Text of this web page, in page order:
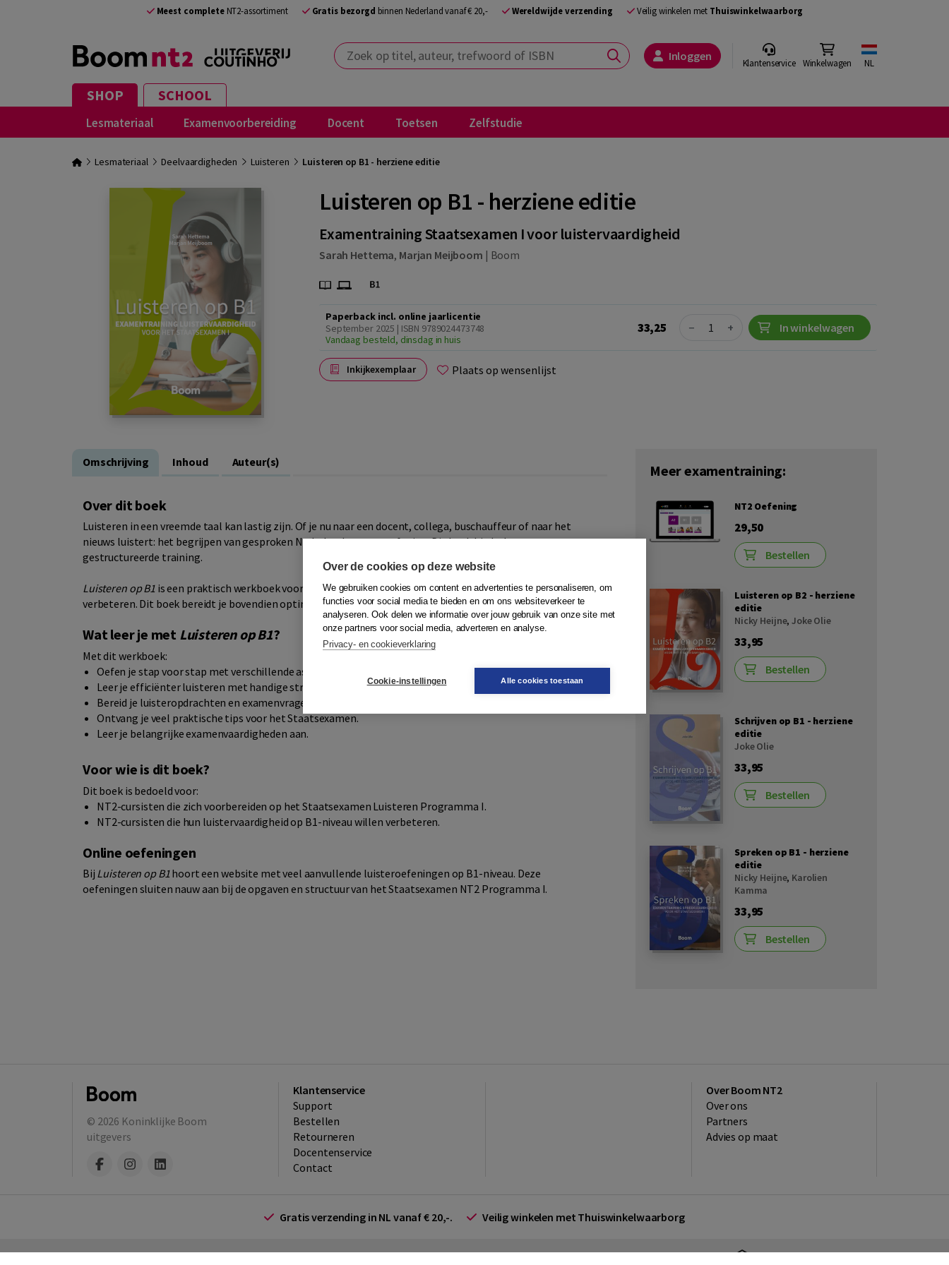
Meest completeNT2-assortiment Gratis bezorgd binnen Nederland vanaf € 20,- Wereldwijde verzending Veilig winkelen met Thuiswinkelwaarborg
Zoek op titel, auteur, trefwoord of ISBN Inloggen Klantenservice Winkelwagen NL
SHOP SCHOOL
Lesmateriaal Examenvoorbereiding Docent Toetsen Zelfstudie
Lesmateriaal Deelvaardigheden Luisteren Luisteren op B1 - herziene editie
Luisteren op B1 - herziene editie
Examentraining Staatsexamen I voor luistervaardigheid
Sarah Hettema, Marjan Meijboom | Boom
Paperback incl. online jaarlicentie
September 2025 | ISBN 9789024473748
Vandaag besteld, dinsdag in huis
33,25 Quantity
− + In winkelwagen
Inkijkexemplaar Plaats op wensenlijst
Omschrijving Inhoud Auteur(s)
Over dit boek
Luisteren in een vreemde taal kan lastig zijn. Of je nu naar een docent, collega, buschauffeur of naar het
nieuws luistert: het begrijpen van gesproken Nederlands vraagt oefening. Dit boek biedt daarvoor een
gestructureerde training.
Luisteren op B1is een praktisch werkboek voor iedereen die zijn luistervaardigheid Nederlands wil
verbeteren. Dit boek bereidt je bovendien optimaal voor op het Staatsexamen NT2 Programma I.
Wat leer je met Luisteren op B1?
Met dit werkboek:
Oefen je stap voor stap met verschillende aspecten van luistervaardigheid.
Leer je efficiënter luisteren met handige strategieën.
Bereid je luisteropdrachten en examenvragen beter voor.
Ontvang je veel praktische tips voor het Staatsexamen.
Leer je belangrijke examenvaardigheden aan.
Voor wie is dit boek?
Dit boek is bedoeld voor:
NT2-cursisten die zich voorbereiden op het Staatsexamen Luisteren Programma I.
NT2-cursisten die hun luistervaardigheid op B1-niveau willen verbeteren.
Online oefeningen
Bij Luisteren op B1hoort een website met veel aanvullende luisteroefeningen op B1-niveau. Deze
oefeningen sluiten nauw aan bij de opgaven en structuur van het Staatsexamen NT2 Programma I.
Meer examentraining:
NT2 Oefening
29,50
Bestellen
Luisteren op B2 - herziene
editie
Nicky Heijne,Joke Olie
33,95
Bestellen
Schrijven op B1 - herziene
editie
Joke Olie
33,95
Bestellen
Spreken op B1 - herziene
editie
Nicky Heijne, Karolien
Kamma
33,95
Bestellen
© 2026 Koninklijke Boom
uitgevers
Klantenservice
Support
Bestellen
​Retourneren
Docentenservice
Contact
Over Boom NT2
Over ons
Partners
Advies op maat
Gratis verzending in NL vanaf € 20,-. Veilig winkelen met Thuiswinkelwaarborg
Over de cookies op deze website
We gebruiken cookies om content en advertenties te personaliseren, om
functies voor social media te bieden en om ons websiteverkeer te
analyseren. Ook delen we informatie over jouw gebruik van onze site met
onze partners voor social media, adverteren en analyse.
Privacy- en cookieverklaring
Cookie-instellingen Alle cookies toestaan